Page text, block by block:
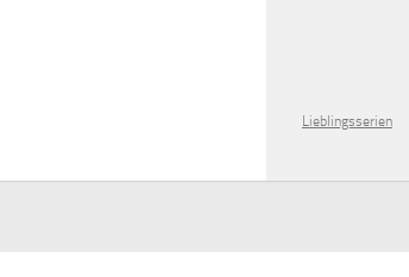
Lieblingsserien